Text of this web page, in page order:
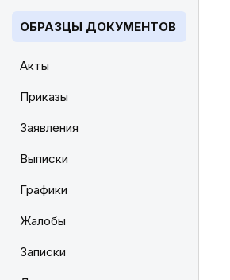
ОБРАЗЦЫ ДОКУМЕНТОВ
Акты
Приказы
Заявления
Выписки
Графики
Жалобы
Записки